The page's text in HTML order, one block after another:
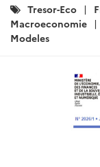
Catégories
:
Tresor-Eco
Macroeconomie
Modeles